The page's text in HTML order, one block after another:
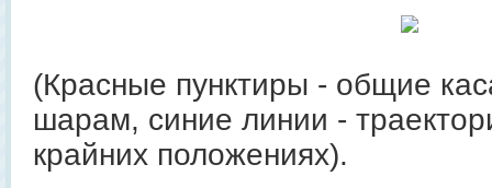
(Красные пунктиры - общие
шарам, синие линии -
крайних положениях).